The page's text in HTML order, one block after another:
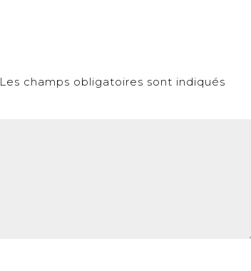
Les champs obligatoires sont indiqués